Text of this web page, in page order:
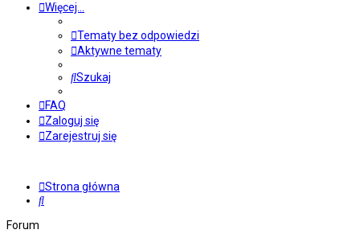
Więcej…
Tematy bez odpowiedzi
Aktywne tematy
Szukaj
FAQ
Zaloguj się
Zarejestruj się
Strona główna
Szukaj
Forum